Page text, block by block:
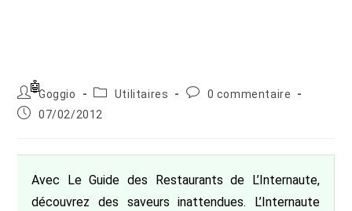
Auteur/autrice
de
la
Goggio
PostUtilitaires
Commentaires
0 commentaire
Publication
07/02/2012
Avec Le Guide des Restaurants de L’Internaute,
découvrez des saveurs inattendues. L’Internaute